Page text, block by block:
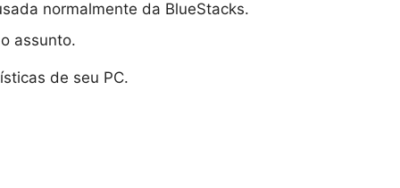
normalmente da BlueStacks.
assunto.
de seu PC.